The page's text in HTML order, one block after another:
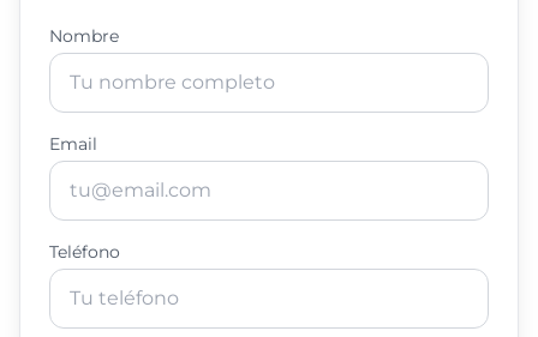
Nombre
Email
Teléfono